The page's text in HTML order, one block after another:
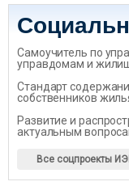
Самоучитель по
управдомам и
Стандарт
собственников
Развитие и
актуальным
Все соцпроекты